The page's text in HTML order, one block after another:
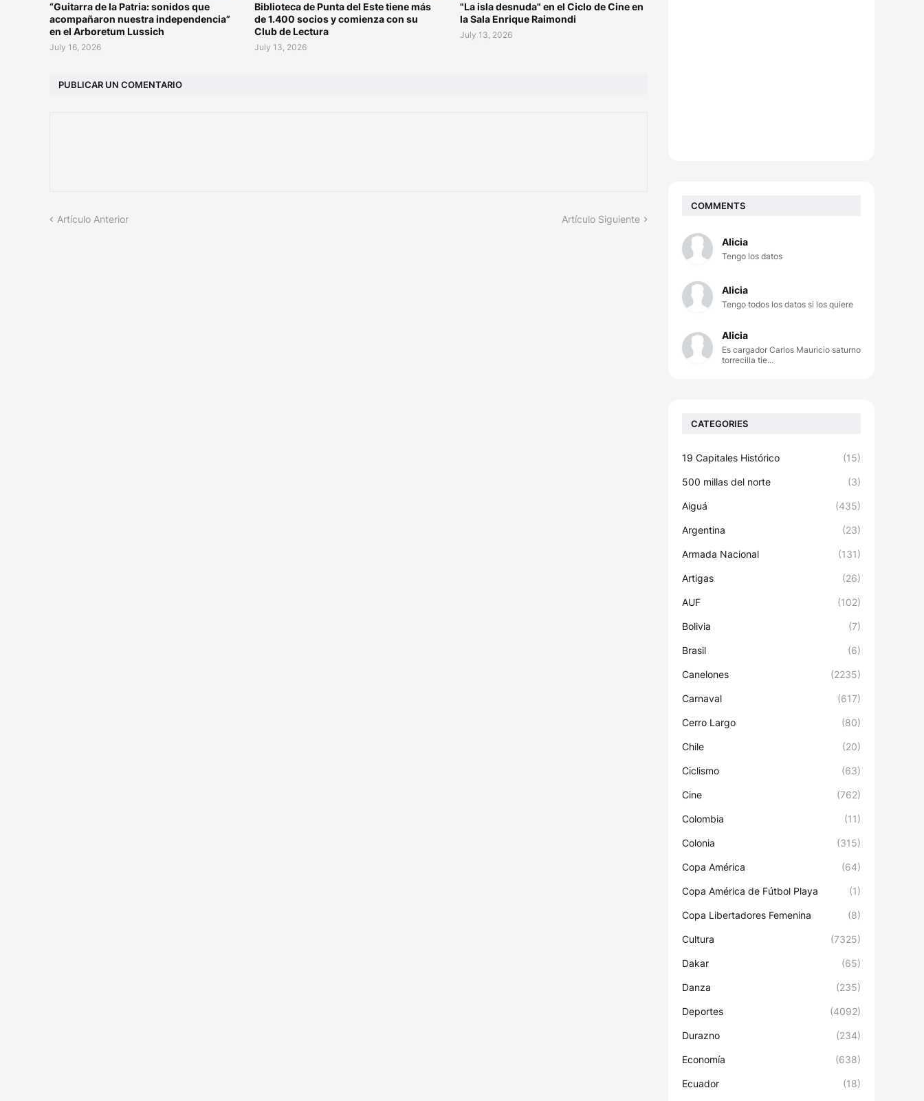
“Guitarra de la Patria: sonidos que
acompañaron nuestra independencia”
en el Arboretum Lussich
July 16, 2026
Biblioteca de Punta del Este tiene más
de 1.400 socios y comienza con su
Club de Lectura
July 13, 2026
"La isla desnuda" en el Ciclo de Cine en
la Sala Enrique Raimondi
July 13, 2026
PUBLICAR UN COMENTARIO
Artículo Anterior Artículo Siguiente
COMMENTS
Alicia
Tengo los datos
Alicia
Tengo todos los datos si los quiere
Alicia
Es cargador Carlos Mauricio saturno
torrecilla tie...
CATEGORIES
19 Capitales Histórico (15)
500 millas del norte (3)
Aiguá (435)
Argentina (23)
Armada Nacional (131)
Artigas (26)
AUF (102)
Bolivia (7)
Brasil (6)
Canelones (2235)
Carnaval (617)
Cerro Largo (80)
Chile (20)
Ciclismo (63)
Cine (762)
Colombia (11)
Colonia (315)
Copa América (64)
Copa América de Fútbol Playa (1)
Copa Libertadores Femenina (8)
Cultura (7325)
Dakar (65)
Danza (235)
Deportes (4092)
Durazno (234)
Economía (638)
Ecuador (18)